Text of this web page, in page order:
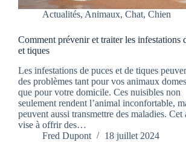
Actualités, Animaux, Chat, Chien
Comment prévenir et traiter les infestations
et tiques
Les infestations de puces et de tiques
des problèmes tant pour vos animaux
que pour votre domicile. Ces nuisibles non
seulement rendent l’animal inconfortable,
peuvent aussi transmettre des maladies. Cet
vise à offrir des…
Fred Dupont
18 juillet 2024